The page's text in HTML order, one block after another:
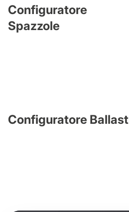
Configuratore
Spazzole
Configuratore Ballast